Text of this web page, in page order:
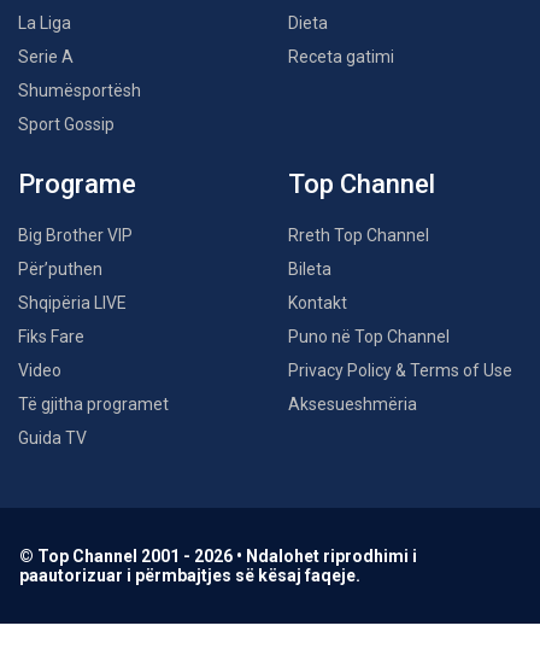
La Liga
Serie A
Shumësportësh
Sport Gossip
Dieta
Receta gatimi
Programe
Big Brother VIP
Për’puthen
Shqipëria LIVE
Fiks Fare
Video
Të gjitha programet
Guida TV
Top Channel
Rreth Top Channel
Bileta
Kontakt
Puno në Top Channel
Privacy Policy & Terms of Use
Aksesueshmëria
© Top Channel 2001 - 2026 • Ndalohet riprodhimi i
paautorizuar i përmbajtjes së kësaj faqeje.